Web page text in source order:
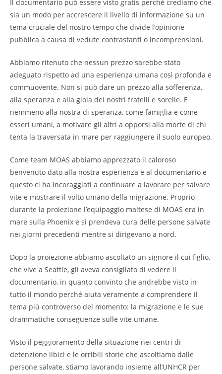
Il documentario può essere visto gratis perché crediamo che
sia un modo per accrescere il livello di informazione su un
tema cruciale del nostro tempo che divide l’opinione
pubblica a causa di vedute contrastanti o incomprensioni.
Abbiamo ritenuto che nessun prezzo sarebbe stato
adeguato rispetto ad una esperienza umana così profonda e
commuovente. Non si può dare un prezzo alla sofferenza,
alla speranza e alla gioia dei nostri fratelli e sorelle. E
nemmeno alla nostra di speranza, come famiglia e come
esseri umani, a motivare gli altri a opporsi alla morte di chi
tenta la traversata in mare per raggiungere il suolo europeo.
Come team MOAS abbiamo apprezzato il caloroso
benvenuto dato alla nostra esperienza e al documentario e
questo ci ha incoraggiati a continuare a lavorare per salvare
vite e mostrare il volto umano della migrazione. Proprio
durante la proiezione l’equipaggio maltese di MOAS era in
mare sulla Phoenix e si prendeva cura delle persone salvate
nei giorni precedenti mentre si dirigevano a nord.
Dopo la proiezione abbiamo ascoltato un signore il cui figlio,
che vive a Seattle, gli aveva consigliato di vedere il
documentario, in quanto convinto che andrebbe visto in
tutto il mondo perché aiuta veramente a comprendere il
tema più controverso del momento: la migrazione e le sue
drammatiche conseguenze sulle vite umane.
Visto il peggioramento della situazione nei centri di
detenzione libici e le orribili storie che ascoltiamo dalle
persone salvate, stiamo lavorando insieme all’UNHCR per